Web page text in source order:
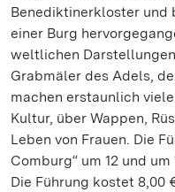
Benediktinerkloster und
einer Burg
weltlichen
Grabmäler des Adels,
machen erstaunlich
Kultur, über Wappen,
Leben von Frauen. Die
Comburg“ um 12 und
Die Führung kostet 8,00